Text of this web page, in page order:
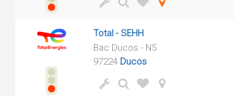
Total - SEHH
Bac Ducos - N5
97224 Ducos